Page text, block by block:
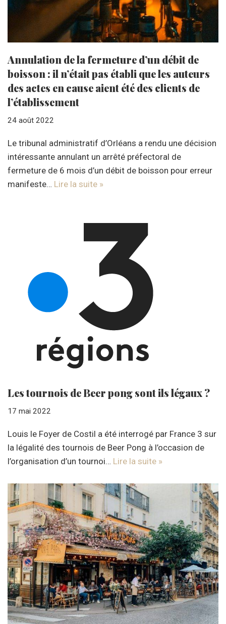
Annulation de la fermeture d’un débit de
boisson : il n’était pas établi que les auteurs
des actes en cause aient été des clients de
l’établissement
24 août 2022
Le tribunal administratif d’Orléans a rendu une décision
intéressante annulant un arrêté préfectoral de
fermeture de 6 mois d’un débit de boisson pour erreur
manifeste… Lire la suite »
Les tournois de Beer pong sont ils légaux ?
17 mai 2022
Louis le Foyer de Costil a été interrogé par France 3 sur
la légalité des tournois de Beer Pong à l’occasion de
l’organisation d’un tournoi… Lire la suite »